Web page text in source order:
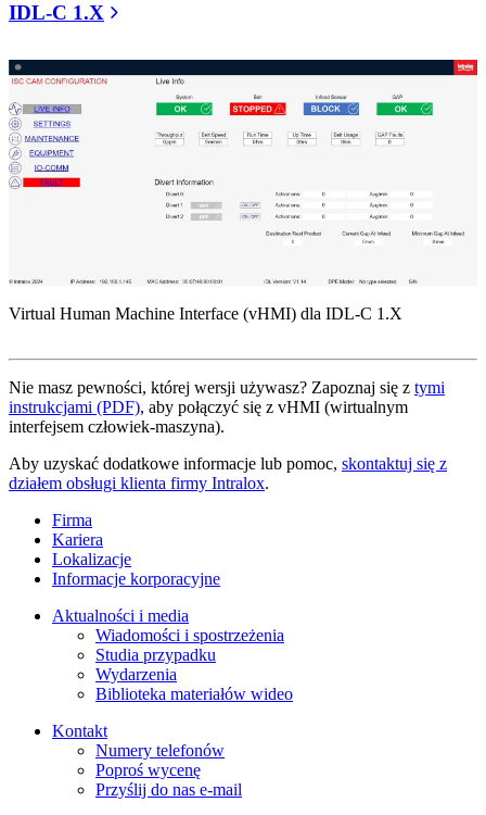
IDL-C 1.X
Virtual Human Machine Interface (vHMI) dla IDL-C 1.X
Nie masz pewności, której wersji używasz? Zapoznaj się z tymi
instrukcjami (PDF), aby połączyć się z vHMI (wirtualnym
interfejsem człowiek-maszyna).
Aby uzyskać dodatkowe informacje lub pomoc, skontaktuj się z
działem obsługi klienta firmy Intralox.
Firma
Kariera
Lokalizacje
Informacje korporacyjne
Aktualności i media
Wiadomości i spostrzeżenia
Studia przypadku
Wydarzenia
Biblioteka materiałów wideo
Kontakt
Numery telefonów
Poproś wycenę
Przyślij do nas e-mail